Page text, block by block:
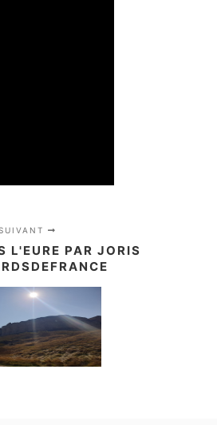
L'EURE PAR JORIS